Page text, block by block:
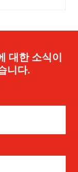
대한 소식이
니다.